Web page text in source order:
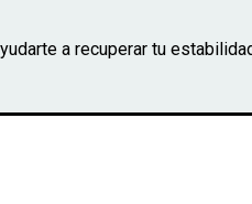
a recuperar tu